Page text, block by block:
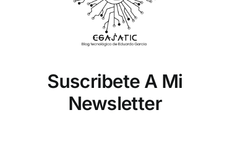
Suscribete A Mi
Newsletter